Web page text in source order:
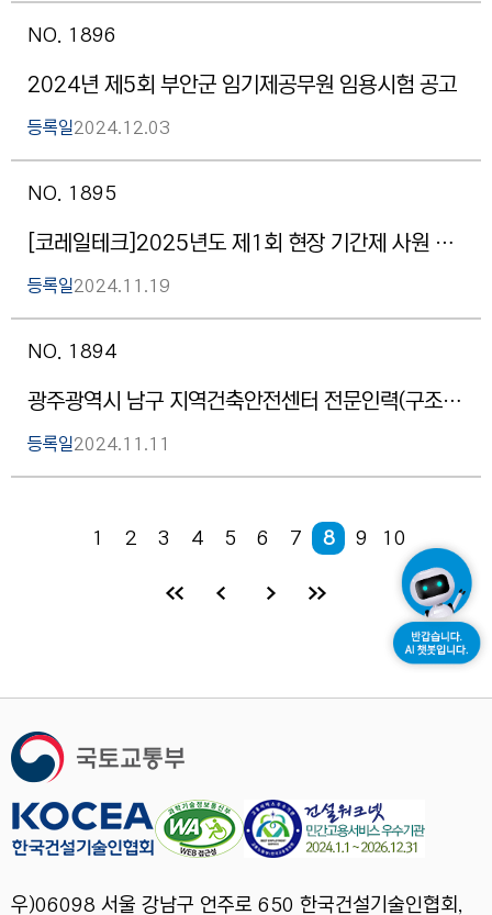
NO. 1896
2024년 제5회 부안군 임기제공무원 임용시험 공고
등록일2024.12.03
NO. 1895
[코레일테크]2025년도 제1회 현장 기간제 사원 공개 경쟁 채용공고 (접수기간 : 11.18.~12.02.)
등록일2024.11.19
NO. 1894
광주광역시 남구 지역건축안전센터 전문인력(구조.시공) 채용 공고
등록일2024.11.11
처음 페이지로 이동
이전 페이지로 이동
1 2 3 4 5 6 7 8현재 페이지
9 10
다음 페이지로 이동
마지막 페이지로 이동
우)06098 서울 강남구 언주로 650 한국건설기술인협회,